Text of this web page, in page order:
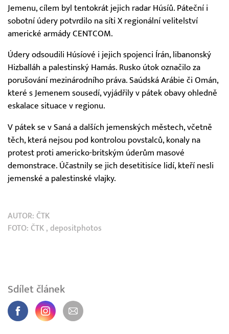
Jemenu, cílem byl tentokrát jejich radar Húsíů. Páteční i
sobotní údery potvrdilo na síti X regionální velitelství
americké armády CENTCOM.
Údery odsoudili Húsíové i jejich spojenci Írán, libanonský
Hizballáh a palestinský Hamás. Rusko útok označilo za
porušování mezinárodního práva. Saúdská Arábie či Omán,
které s Jemenem sousedí, vyjádřily v pátek obavy ohledně
eskalace situace v regionu.
V pátek se v Saná a dalších jemenských městech, včetně
těch, která nejsou pod kontrolou povstalců, konaly na
protest proti americko-britským úderům masové
demonstrace. Účastnily se jich desetitisíce lidí, kteří nesli
jemenské a palestinské vlajky.
AUTOR: ČTK
FOTO: ČTK , depositphotos
Sdílet článek